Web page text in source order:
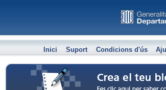
Inici Suport Condicions d'ús
Crea el teu bloc